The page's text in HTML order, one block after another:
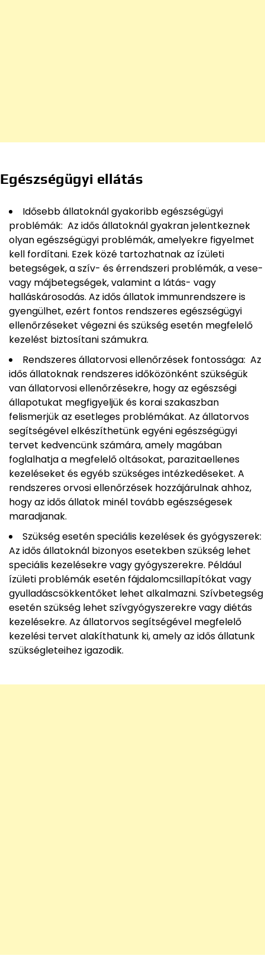
Egészségügyi ellátás
Idősebb állatoknál gyakoribb egészségügyi
problémák: Az idős állatoknál gyakran jelentkeznek
olyan egészségügyi problémák, amelyekre figyelmet
kell fordítani. Ezek közé tartozhatnak az ízületi
betegségek, a szív- és érrendszeri problémák, a vese-
vagy májbetegségek, valamint a látás- vagy
halláskárosodás. Az idős állatok immunrendszere is
gyengülhet, ezért fontos rendszeres egészségügyi
ellenőrzéseket végezni és szükség esetén megfelelő
kezelést biztosítani számukra.
Rendszeres állatorvosi ellenőrzések fontossága: Az
idős állatoknak rendszeres időközönként szükségük
van állatorvosi ellenőrzésekre, hogy az egészségi
állapotukat megfigyeljük és korai szakaszban
felismerjük az esetleges problémákat. Az állatorvos
segítségével elkészíthetünk egyéni egészségügyi
tervet kedvencünk számára, amely magában
foglalhatja a megfelelő oltásokat, parazitaellenes
kezeléseket és egyéb szükséges intézkedéseket. A
rendszeres orvosi ellenőrzések hozzájárulnak ahhoz,
hogy az idős állatok minél tovább egészségesek
maradjanak.
Szükség esetén speciális kezelések és gyógyszerek:
Az idős állatoknál bizonyos esetekben szükség lehet
speciális kezelésekre vagy gyógyszerekre. Például
ízületi problémák esetén fájdalomcsillapítókat vagy
gyulladáscsökkentőket lehet alkalmazni. Szívbetegség
esetén szükség lehet szívgyógyszerekre vagy diétás
kezelésekre. Az állatorvos segítségével megfelelő
kezelési tervet alakíthatunk ki, amely az idős állatunk
szükségleteihez igazodik.